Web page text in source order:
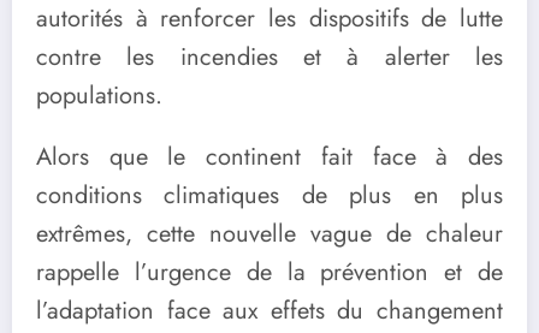
autorités à renforcer les dispositifs de lutte
contre les incendies et à alerter les
populations.
Alors que le continent fait face à des
conditions climatiques de plus en plus
extrêmes, cette nouvelle vague de chaleur
rappelle l’urgence de la prévention et de
l’adaptation face aux effets du changement